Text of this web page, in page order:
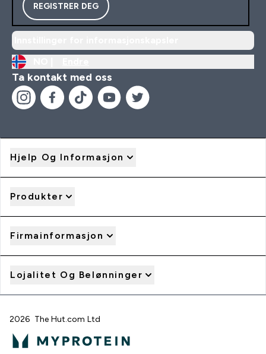
REGISTRER DEG
Ta kontakt med oss
Hjelp Og Informasjon
Produkter
Firmainformasjon
Lojalitet Og Belønninger
2026 The Hut.com Ltd